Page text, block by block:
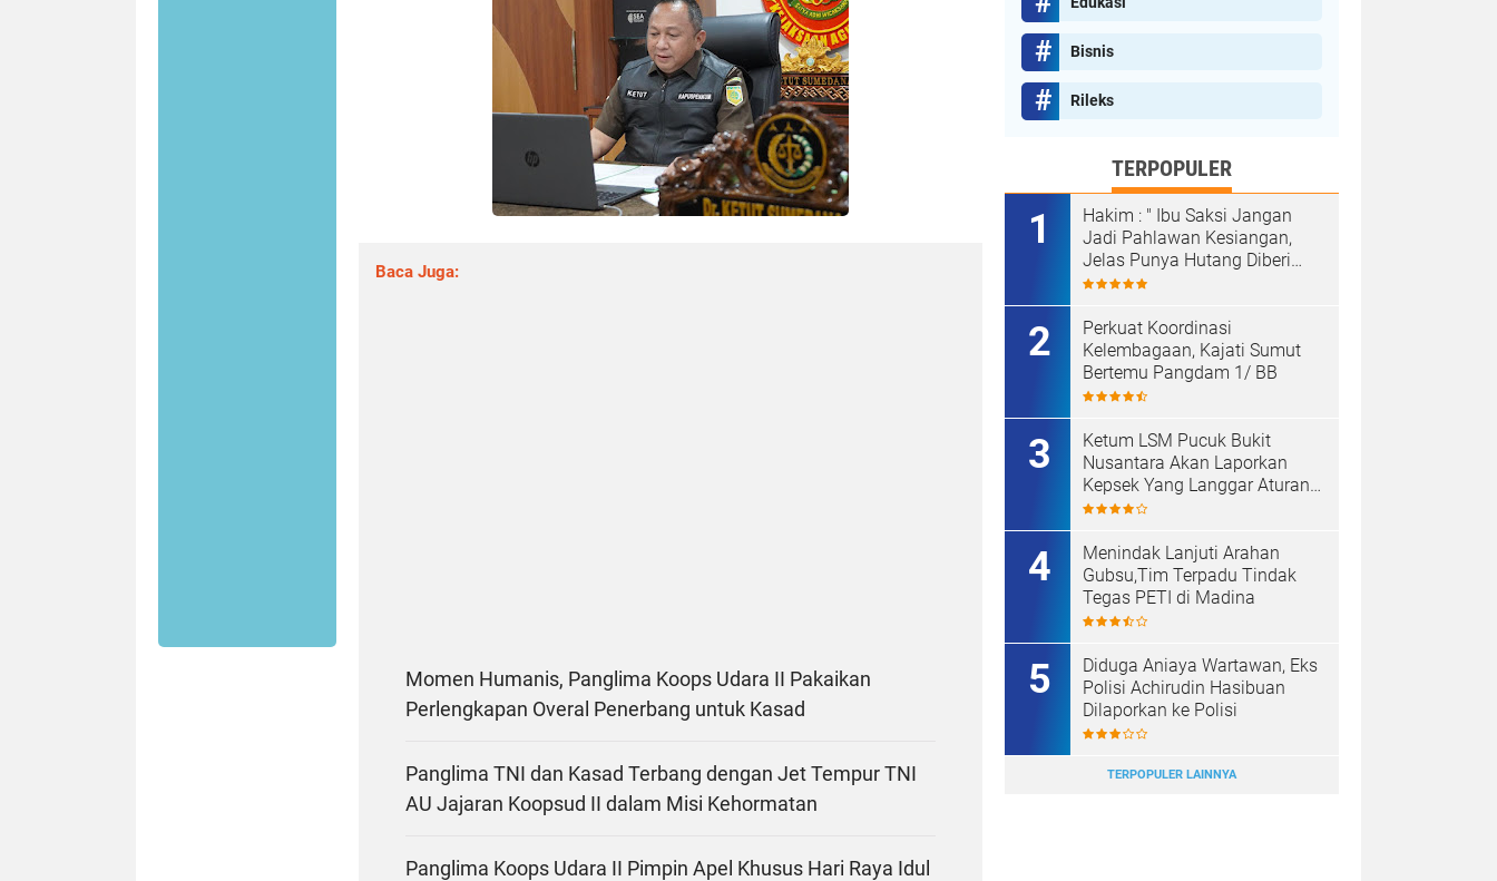
Baca Juga:
Momen Humanis, Panglima Koops Udara II Pakaikan
Perlengkapan Overal Penerbang untuk Kasad
Panglima TNI dan Kasad Terbang dengan Jet Tempur TNI
AU Jajaran Koopsud II dalam Misi Kehormatan
Panglima Koops Udara II Pimpin Apel Khusus Hari Raya Idul
Bisnis
Rileks
TERPOPULER
Hakim : " Ibu Saksi Jangan
Jadi Pahlawan Kesiangan,
Jelas Punya Hutang Diberi
Barang Lagi
Perkuat Koordinasi
Kelembagaan, Kajati Sumut
Bertemu Pangdam 1/ BB
Ketum LSM Pucuk Bukit
Nusantara Akan Laporkan
Kepsek Yang Langgar Aturan
Menteri ke APH , Terkait Dana
Menindak Lanjuti Arahan
Gubsu,Tim Terpadu Tindak
Tegas PETI di Madina
Diduga Aniaya Wartawan, Eks
Polisi Achirudin Hasibuan
Dilaporkan ke Polisi
TERPOPULER LAINNYA